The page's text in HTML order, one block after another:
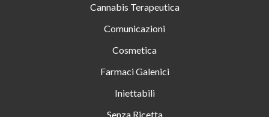
Cannabis Terapeutica
Comunicazioni
Cosmetica
Farmaci Galenici
Iniettabili
Senza Ricetta